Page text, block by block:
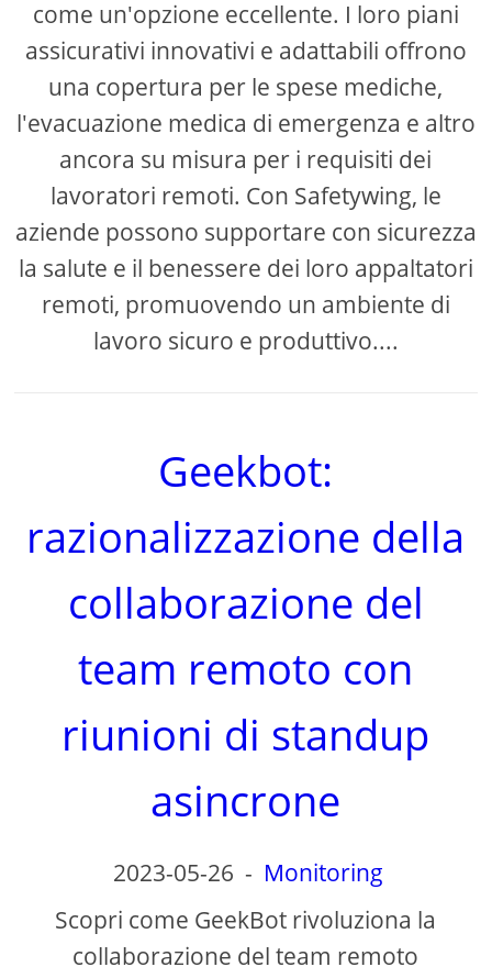
come un'opzione eccellente. I loro piani
assicurativi innovativi e adattabili offrono
una copertura per le spese mediche,
l'evacuazione medica di emergenza e altro
ancora su misura per i requisiti dei
lavoratori remoti. Con Safetywing, le
aziende possono supportare con sicurezza
la salute e il benessere dei loro appaltatori
remoti, promuovendo un ambiente di
lavoro sicuro e produttivo....
Geekbot:
razionalizzazione della
collaborazione del
team remoto con
riunioni di standup
asincrone
2023-05-26 - Monitoring
Scopri come GeekBot rivoluziona la
collaborazione del team remoto